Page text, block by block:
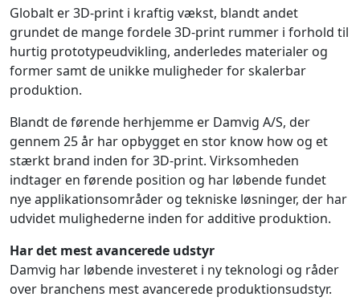
Globalt er 3D-print i kraftig vækst, blandt andet
grundet de mange fordele 3D-print rummer i forhold til
hurtig prototypeudvikling, anderledes materialer og
former samt de unikke muligheder for skalerbar
produktion.
Blandt de førende herhjemme er Damvig A/S, der
gennem 25 år har opbygget en stor know how og et
stærkt brand inden for 3D-print. Virksomheden
indtager en førende position og har løbende fundet
nye applikationsområder og tekniske løsninger, der har
udvidet mulighederne inden for additive produktion.
Har det mest avancerede udstyr
Damvig har løbende investeret i ny teknologi og råder
over branchens mest avancerede produktionsudstyr.